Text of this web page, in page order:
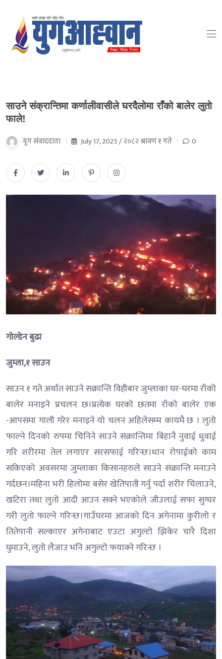
साउने संक्रान्तिमा कर्णालीवासीले घरदैलोमा राँको बालेर लुताे
फाले!
युग संवाददाता July 17, 2025 / २०८२ श्रावण १ गते 0
गाेल्डेन बुढा
जुम्ला,१ साउन
साउन १ गते अर्थात साउने सक्रान्ति विहीबार जुम्लाका घर-घरमा राँको
बालेर मनाइने प्रचलन छ।प्रत्येक घरको छतमा राँको बालेर एक
-आपसमा गाली गरेर मनाइने यो चलन अहिलेसम्म कायमै छ । लुतो
फाल्ने दिनको रुपमा चिनिने साउने संक्रान्तिमा बिहानै नुवाई धुवाई
गरि शरीरमा तेल लगाएर सरसफाई गरिन्छ।धान रोपाईको काम
सकिएको अवसरमा जुम्लाका किसानहरुले साउने संक्रान्ति मनाउने
गर्दछन।महिना भरी हिलोमा बसेर खेतिपाती गर्नु पर्दा शरीर चिलाउने,
खटिरा तथा लुतो आदी आउन सक्ने भएकोले जीउलाई सफा सुग्घर
गरी लुतो फाल्ने गरिन्छ।गाउँघरमा आजको दिन अगेनामा कुरीलो र
तितेपानी सल्काएर अगेनाबाट एउटा अगुल्टो झिकेर चारै दिशा
घुमाउने, लुतो लैजाउ भनि अगुल्टो फयाक्ने गरिन्छ ।